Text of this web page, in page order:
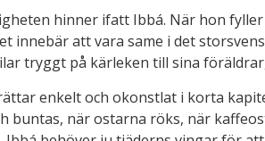
hinner ifatt Ibbá. När hon
innebär att vara same i det
tryggt på kärleken till sina
enkelt och okonstlat i korta
buntas, när ostarna röks, när